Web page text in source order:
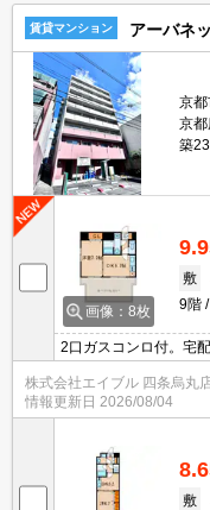
賃貸マンション アーバネ
京
京
築
画像：8枚
敷
9階
2口ガスコンロ付。宅
付き。TVインターホ
株式会社エイブル 四条烏丸
情報更新日 2026/08/04
敷